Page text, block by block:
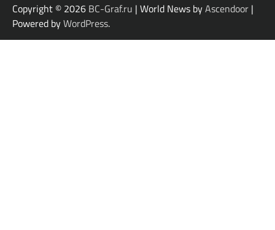
Copyright © 2026 BC-Graf.ru | World News byAscendoor |
Powered byWordPress.